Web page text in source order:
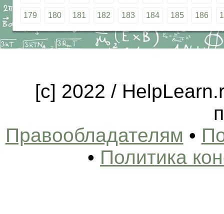
179 180 181 182 183 184 185 186
[c] 2022 /
Правообладателям •
• Политика